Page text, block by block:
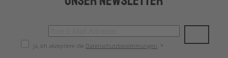
Ja, ich akzeptiere die Datenschutzbestimmungen . *